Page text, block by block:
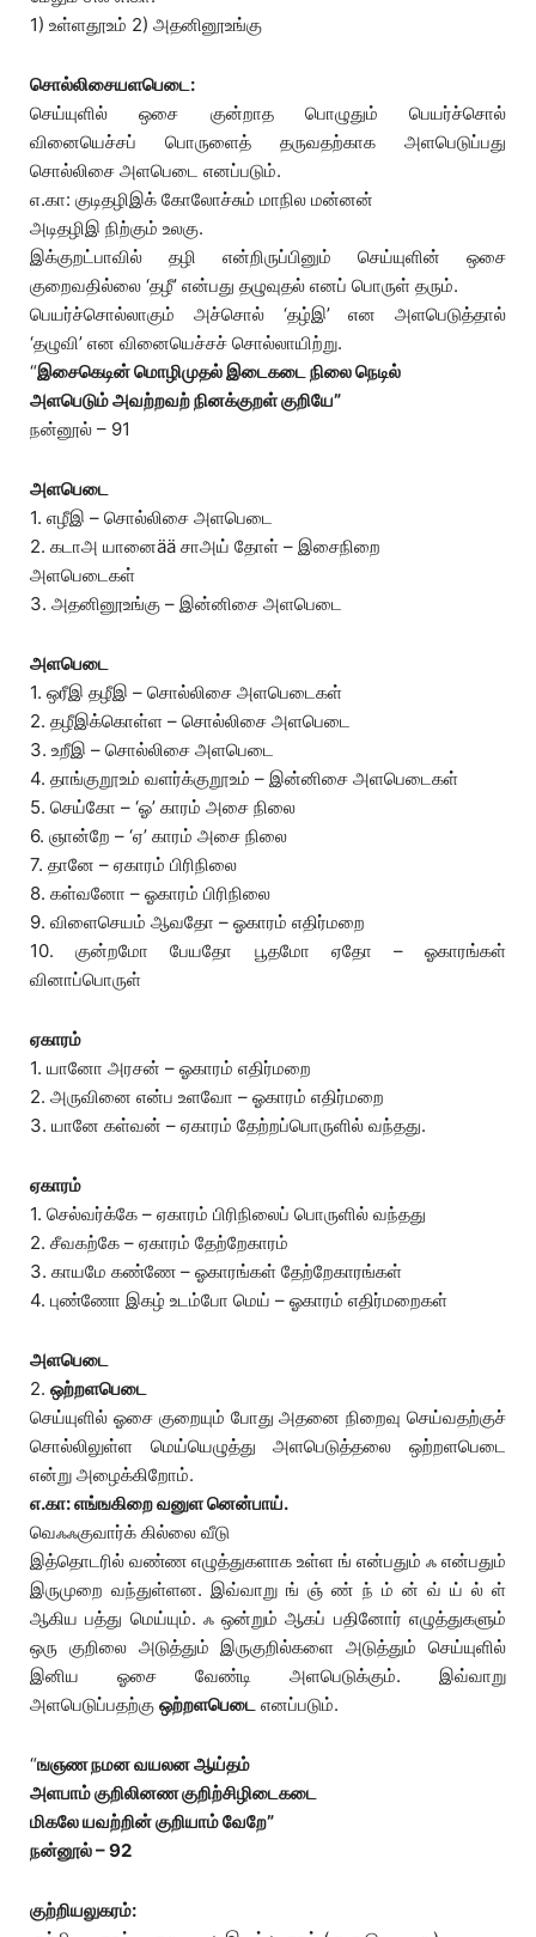
1) உள்ளதூஉம் 2) அதனினூஉங்கு
சொல்லிசையளபெடை:
செய்யுளில் ஒசை குன்றாத பொழுதும் பெயர்ச்சொல்
வினையெச்சப் பொருளைத் தருவதற்காக அளபெடுப்பது
சொல்லிசை அளபெடை எனப்படும்.
எ.கா: குடிதழிஇக் கோலோச்சும் மாநில மன்னன்
அடிதழிஇ நிற்கும் உலகு.
இக்குறட்பாவில் தழி என்றிருப்பினும் செய்யுளின் ஒசை
குறைவதில்லை ‘தழீ’ என்பது தழுவுதல் எனப் பொருள் தரும்.
பெயர்ச்சொல்லாகும் அச்சொல் ‘தழ்இ’ என அளபெடுத்தால்
‘தழுவி’ என வினையெச்சச் சொல்லாயிற்று.
“இசைகெடின் மொழிமுதல் இடைகடை நிலை நெடில்
அளபெடும் அவற்றவற் நினக்குறள் குறியே”
நன்னூல் – 91
அளபெடை
1. எழீஇ – சொல்லிசை அளபெடை
2. கடாஅ யானைää சாஅய் தோள் – இசைநிறை
அளபெடைகள்
3. அதனினூஉங்கு – இன்னிசை அளபெடை
அளபெடை
1. ஒரீஇ தழீஇ – சொல்லிசை அளபெடைகள்
2. தழீஇக்கொள்ள – சொல்லிசை அளபெடை
3. உறீஇ – சொல்லிசை அளபெடை
4. தாங்குறூஉம் வளர்க்குறூஉம் – இன்னிசை அளபெடைகள்
5. செய்கோ – ‘ஓ’ காரம் அசை நிலை
6. ஞான்றே – ‘ஏ’ காரம் அசை நிலை
7. தானே – ஏகாரம் பிரிநிலை
8. கள்வனோ – ஓகாரம் பிரிநிலை
9. விளைசெயம் ஆவதோ – ஓகாரம் எதிர்மறை
10. குன்றமோ பேயதோ பூதமோ ஏதோ – ஓகாரங்கள்
வினாப்பொருள்
ஏகாரம்
1. யானோ அரசன் – ஓகாரம் எதிர்மறை
2. அருவினை என்ப உளவோ – ஓகாரம் எதிர்மறை
3. யானே கள்வன் – ஏகாரம் தேற்றப்பொருளில் வந்தது.
ஏகாரம்
1. செல்வர்க்கே – ஏகாரம் பிரிநிலைப் பொருளில் வந்தது
2. சீவகற்கே – ஏகாரம் தேற்றேகாரம்
3. காயமே கண்ணே – ஓகாரங்கள் தேற்றேகாரங்கள்
4. புண்ணோ இகழ் உடம்போ மெய் – ஓகாரம் எதிர்மறைகள்
அளபெடை
2. ஒற்றளபெடை
செய்யுளில் ஓசை குறையும் போது அதனை நிறைவு செய்வதற்குச்
சொல்லிலுள்ள மெய்யெழுத்து அளபெடுத்தலை ஒற்றளபெடை
என்று அழைக்கிறோம்.
எ.கா: எங்ஙகிறை வனுள னென்பாய்.
வெஃஃகுவார்க் கில்லை வீடு
இத்தொடரில் வண்ண எழுத்துகளாக உள்ள ங் என்பதும் ஃ என்பதும்
இருமுறை வந்துள்ளன. இவ்வாறு ங் ஞ் ண் ந் ம் ன் வ் ய் ல் ள்
ஆகிய பத்து மெய்யும். ஃ ஒன்றும் ஆகப் பதினோர் எழுத்துகளும்
ஒரு குறிலை அடுத்தும் இருகுறில்களை அடுத்தும் செய்யுளில்
இனிய ஓசை வேண்டி அளபெடுக்கும். இவ்வாறு
அளபெடுப்பதற்கு ஒற்றளபெடை எனப்படும்.
“ஙஞண நமன வயலன ஆய்தம்
அளபாம் குறிலினண குறிற்சிழிடைகடை
மிகலே யவற்றின் குறியாம் வேறே”
நன்னூல் – 92
குற்றியலுகரம்: